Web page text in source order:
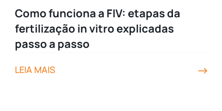
Como funciona a FIV: etapas da
fertilização in vitro explicadas
passo a passo
LEIA MAIS